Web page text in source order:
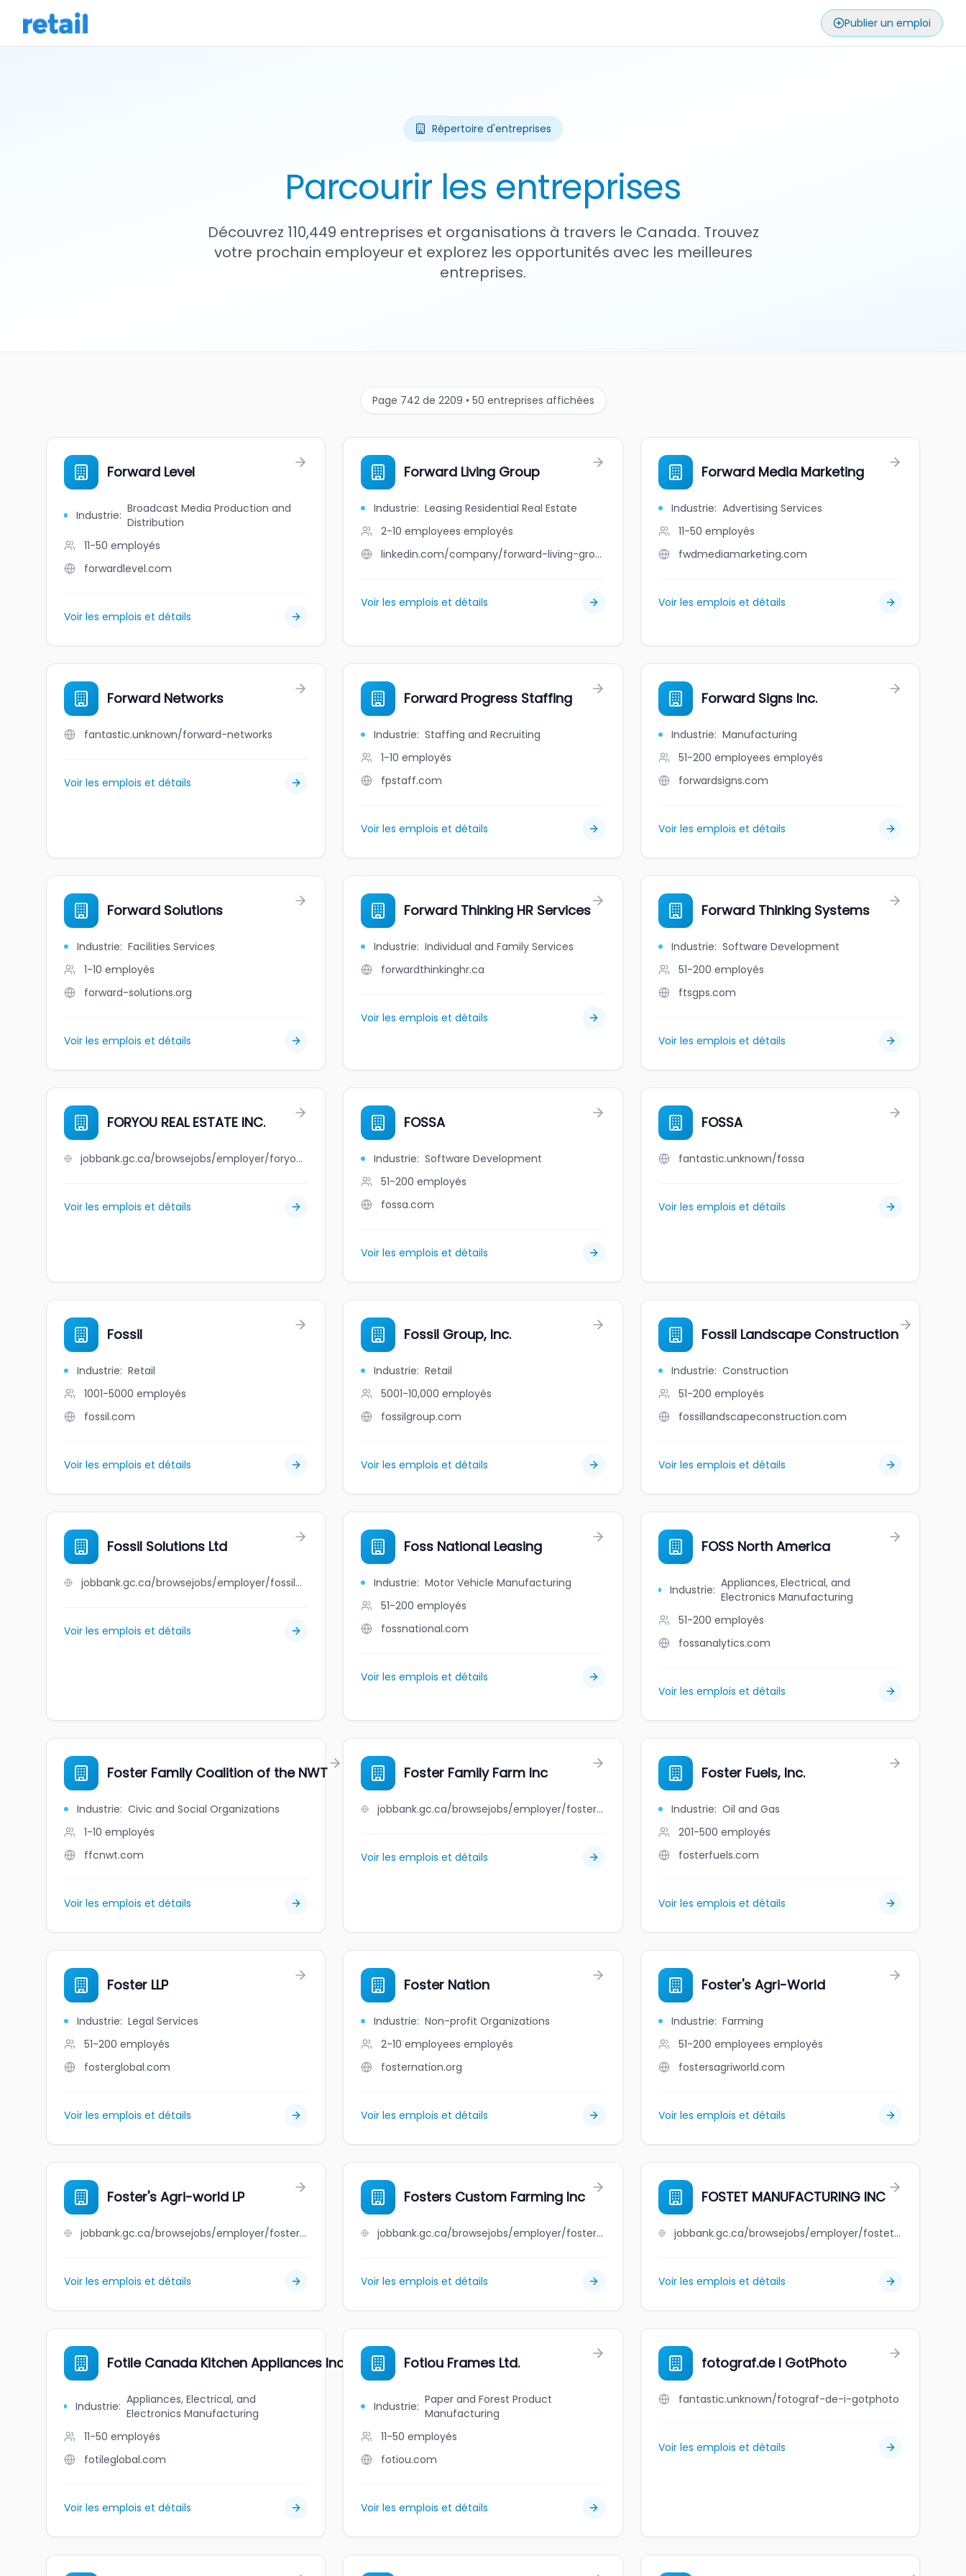
Publier un emploi
Répertoire d'entreprises
Parcourir les entreprises
Découvrez 110,449 entreprises et organisations à travers le Canada. Trouvez
votre prochain employeur et explorez les opportunités avec les meilleures
entreprises.
Page 742 de 2209 • 50 entreprises affichées
Forward Level
Industrie: Broadcast Media Production and
Distribution
11-50 employés
forwardlevel.com
Voir les emplois et détails
Forward Living Group
Industrie: Leasing Residential Real Estate
2-10 employees employés
linkedin.com/company/forward-living-group
Voir les emplois et détails
Forward Media Marketing
Industrie: Advertising Services
11-50 employés
fwdmediamarketing.com
Voir les emplois et détails
Forward Networks
fantastic.unknown/forward-networks
Voir les emplois et détails
Forward Progress Staffing
Industrie: Staffing and Recruiting
1-10 employés
fpstaff.com
Voir les emplois et détails
Forward Signs Inc.
Industrie: Manufacturing
51-200 employees employés
forwardsigns.com
Voir les emplois et détails
Forward Solutions
Industrie: Facilities Services
1-10 employés
forward-solutions.org
Voir les emplois et détails
Forward Thinking HR Services
Industrie: Individual and Family Services
forwardthinkinghr.ca
Voir les emplois et détails
Forward Thinking Systems
Industrie: Software Development
51-200 employés
ftsgps.com
Voir les emplois et détails
FORYOU REAL ESTATE INC.
jobbank.gc.ca/browsejobs/employer/foryou+real+estate+inc./ca
Voir les emplois et détails
FOSSA
Industrie: Software Development
51-200 employés
fossa.com
Voir les emplois et détails
FOSSA
fantastic.unknown/fossa
Voir les emplois et détails
Fossil
Industrie: Retail
1001-5000 employés
fossil.com
Voir les emplois et détails
Fossil Group, Inc.
Industrie: Retail
5001-10,000 employés
fossilgroup.com
Voir les emplois et détails
Fossil Landscape Construction
Industrie: Construction
51-200 employés
fossillandscapeconstruction.com
Voir les emplois et détails
Fossil Solutions Ltd
jobbank.gc.ca/browsejobs/employer/fossil+solutions+ltd/ca
Voir les emplois et détails
Foss National Leasing
Industrie: Motor Vehicle Manufacturing
51-200 employés
fossnational.com
Voir les emplois et détails
FOSS North America
Industrie: Appliances, Electrical, and
Electronics Manufacturing
51-200 employés
fossanalytics.com
Voir les emplois et détails
Foster Family Coalition of the NWT
Industrie: Civic and Social Organizations
1-10 employés
ffcnwt.com
Voir les emplois et détails
Foster Family Farm Inc
jobbank.gc.ca/browsejobs/employer/foster+family+farm+inc/ca
Voir les emplois et détails
Foster Fuels, Inc.
Industrie: Oil and Gas
201-500 employés
fosterfuels.com
Voir les emplois et détails
Foster LLP
Industrie: Legal Services
51-200 employés
fosterglobal.com
Voir les emplois et détails
Foster Nation
Industrie: Non-profit Organizations
2-10 employees employés
fosternation.org
Voir les emplois et détails
Foster's Agri-World
Industrie: Farming
51-200 employees employés
fostersagriworld.com
Voir les emplois et détails
Foster's Agri-world LP
jobbank.gc.ca/browsejobs/employer/foster%27s+agri-world+lp/ca
Voir les emplois et détails
Fosters Custom Farming Inc
jobbank.gc.ca/browsejobs/employer/fosters+custom+farming+inc/ca
Voir les emplois et détails
FOSTET MANUFACTURING INC
jobbank.gc.ca/browsejobs/employer/fostet+manufacturing+inc/ca
Voir les emplois et détails
Fotile Canada Kitchen Appliances Inc.
Industrie: Appliances, Electrical, and
Electronics Manufacturing
11-50 employés
fotileglobal.com
Voir les emplois et détails
Fotiou Frames Ltd.
Industrie: Paper and Forest Product
Manufacturing
11-50 employés
fotiou.com
Voir les emplois et détails
fotograf.de I GotPhoto
fantastic.unknown/fotograf-de-i-gotphoto
Voir les emplois et détails